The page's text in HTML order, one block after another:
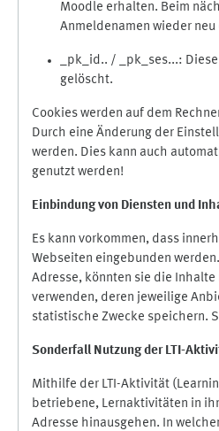
Moodle erhalten. Beim
Anmeldenamen wieder neu
_pk_id.. / _pk_ses...:
gelöscht.
Cookies werden auf dem
Durch eine Änderung der
werden. Dies kann auch
genutzt werden!
Einbindung von Diensten und
Es kann vorkommen, dass
Webseiten eingebunden
Adresse, könnten sie die
verwenden, deren jeweilige
statistische Zwecke speichern.
Sonderfall Nutzung der LTI-
Mithilfe der LTI-Aktivität
betriebene, Lernaktivitäten in
Adresse hinausgehen. In